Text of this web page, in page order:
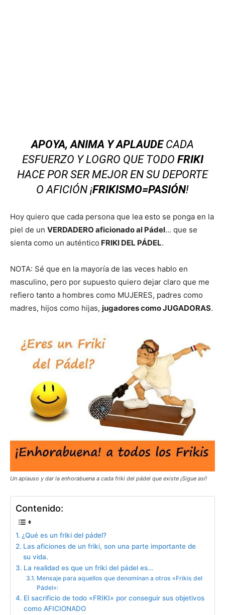
APOYA, ANIMA Y APLAUDECADA
ESFUERZO Y LOGRO QUE TODO FRIKI
HACE POR SER MEJOR EN SU DEPORTE
O AFICIÓN ¡FRIKISMO=PASIÓN!
Hoy quiero que cada persona que lea esto se ponga en la
piel de un VERDADERO aficionado al Pádel… que se
sienta como un auténtico FRIKI DEL PÁDEL.
NOTA: Sé que en la mayoría de las veces hablo en
masculino, pero por supuesto quiero dejar claro que me
refiero tanto a hombres como MUJERES, padres como
madres, hijos como hijas, jugadores como JUGADORAS.
Un aplauso y dar la enhorabuena a cada friki del pádel que existe ¡Sigue así!
Contenido:
¿Qué es un friki del pádel?
Las aficiones de un friki, son una parte importante de
su vida.
La realidad es que un friki del pádel es…
Mensaje para aquellos que denominan a otros «Frikis del
Pádel»:
El sacrificio de todo «FRIKI» por conseguir sus objetivos
como AFICIONADO